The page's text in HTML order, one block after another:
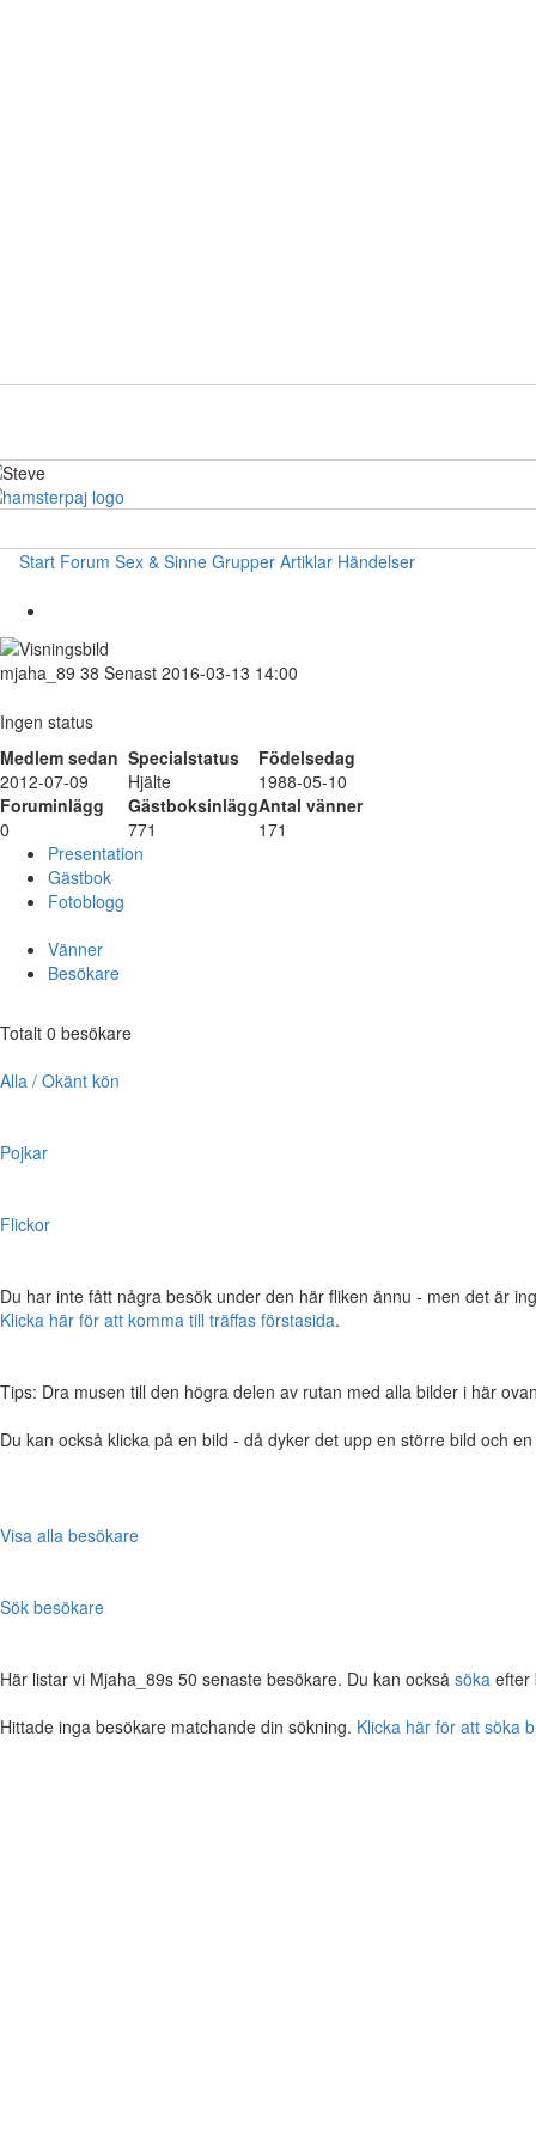
Start Forum Sex & Sinne Grupper Artiklar Händelser
mjaha_89 38 Senast 2016-03-13 14:00
Ingen status
Medlem sedan Specialstatus
Födelsedag
2012-07-09
Hjälte
1988-05-10
Foruminlägg
GästboksinläggAntal vänner
0
771
171
Presentation
Gästbok
Fotoblogg
Vänner
Besökare
Totalt 0 besökare
Alla / Okänt kön
Pojkar
Flickor
Du har inte fått några besök under den här fliken ännu - men det är
Klicka här för att komma till träffas förstasida.
Tips: Dra musen till den högra delen av rutan med alla bilder i här
Du kan också klicka på en bild - då dyker det upp en större bild och
Visa alla besökare
Sök besökare
Här listar vi Mjaha_89s 50 senaste besökare. Du kan också söka efter
Hittade inga besökare matchande din sökning. Klicka här för att söka